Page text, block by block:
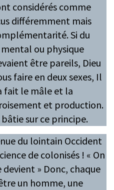
considérés comme
différemment mais
Si du
ou physique
être pareils, Dieu
faire en deux sexes, Il
fait le mâle et la
et production.
sur ce principe.
du lointain Occident
de colonisés ! « On
» Donc, chaque
un homme, une